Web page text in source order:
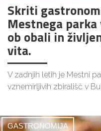
Skriti
Mestnega parka
ob obali in
vita.
V zadnjih letih je Mestni
vznemirljivih zbirališč v
GASTRONOMIJA